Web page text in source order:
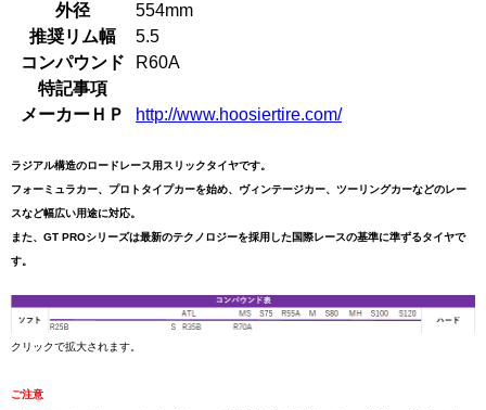
外径
554mm
推奨リム幅
5.5
コンパウンド
R60A
特記事項
メーカーＨＰ
http://www.hoosiertire.com/
ラジアル構造のロードレース用スリックタイヤです。
フォーミュラカー、プロトタイプカーを始め、ヴィンテージカー、ツーリングカーなどのレー
スなど幅広い用途に対応。
また、GT PROシリーズは最新のテクノロジーを採用した国際レースの基準に準ずるタイヤで
す。
クリックで拡大されます。
ご注意